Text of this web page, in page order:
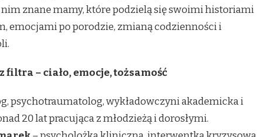
znane mamy, które podzielą się swoimi historiami
emocjami po porodzie, zmianą codzienności i
filtra – ciało, emocje, tożsamość
psychotraumatolog, wykładowczyni akademicka i
20 lat pracująca z młodzieżą i dorosłymi.